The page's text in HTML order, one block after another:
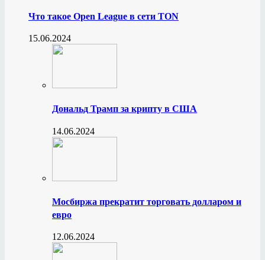
Что такое Open League в сети TON
15.06.2024
Дональд Трамп за крипту в США
14.06.2024
Мосбиржа прекратит торговать долларом и
евро
12.06.2024